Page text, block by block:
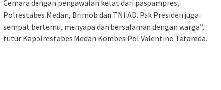
Cemara dengan pengawalan ketat dari paspampres,
Polrestabes Medan, Brimob dan TNI AD. Pak Presiden juga
sempat bertemu, menyapa dan bersalaman dengan warga”,
tutur Kapolrestabes Medan Kombes Pol Valentino Tatareda.